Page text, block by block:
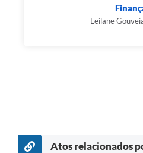
Leilane
Atos relacionados